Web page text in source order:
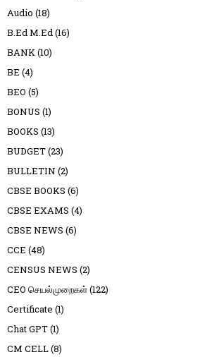
Audio (18)
B.Ed M.Ed(16)
BANK(10)
BE (4)
BEO (5)
BONUS (1)
BOOKS (13)
BUDGET(23)
BULLETIN (2)
CBSE BOOKS (6)
CBSE EXAMS (4)
CBSE NEWS (6)
CCE (48)
CENSUS NEWS (2)
CEO செயல்முறைகள்(122)
Certificate (1)
Chat GPT(1)
CM CELL(8)